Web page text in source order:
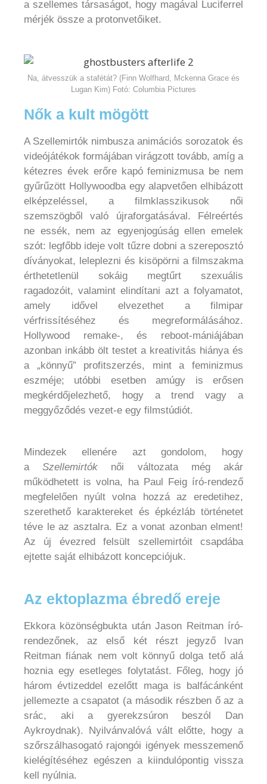
a szellemes társaságot, hogy magával Luciferrel
mérjék össze a protonvetőiket.
Na, átvesszük a stafétát? (Finn Wolfhard, Mckenna Grace és
Lugan Kim) Fotó: Columbia Pictures
Nők a kult mögött
A Szellemirtók nimbusza animációs sorozatok és
videójátékok formájában virágzott tovább, amíg a
kétezres évek erőre kapó feminizmusa be nem
gyűrűzött Hollywoodba egy alapvetően elhibázott
elképzeléssel, a filmklasszikusok női
szemszögből való újraforgatásával. Félreértés
ne essék, nem az egyenjogúság ellen emelek
szót: legfőbb ideje volt tűzre dobni a szereposztó
díványokat, leleplezni és kisöpörni a filmszakma
érthetetlenül sokáig megtűrt szexuális
ragadozóit, valamint elindítani azt a folyamatot,
amely idővel elvezethet a filmipar
vérfrissítéséhez és megreformálásához.
Hollywood remake-, és reboot-mániájában
azonban inkább ölt testet a kreativitás hiánya és
a „könnyű” profitszerzés, mint a feminizmus
eszméje; utóbbi esetben amúgy is erősen
megkérdőjelezhető, hogy a trend vagy a
meggyőződés vezet-e egy filmstúdiót.
Mindezek ellenére azt gondolom, hogy
aSzellemirtók női változata még akár
működhetett is volna, ha Paul Feig író-rendező
megfelelően nyúlt volna hozzá az eredetihez,
szerethető karaktereket és épkézláb történetet
téve le az asztalra. Ez a vonat azonban elment!
Az új évezred felsült szellemirtóit csapdába
ejtette saját elhibázott koncepciójuk.
Az ektoplazma ébredő ereje
Ekkora közönségbukta után Jason Reitman író-
rendezőnek, az első két részt jegyző Ivan
Reitman fiának nem volt könnyű dolga tető alá
hoznia egy esetleges folytatást. Főleg, hogy jó
három évtizeddel ezelőtt maga is balfácánként
jellemezte a csapatot (a második részben ő az a
srác, aki a gyerekzsúron beszól Dan
Aykroydnak). Nyilvánvalóvá vált előtte, hogy a
szőrszálhasogató rajongói igények messzemenő
kielégítéséhez egészen a kiindulópontig vissza
kell nyúlnia.